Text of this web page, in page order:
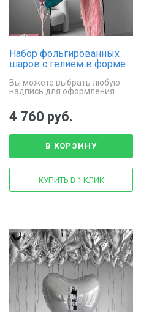
Набор фольгированных
шаров с гелием в форме
Вы можете выбрать любую
надпись для оформления
4 760 руб.
В КОРЗИНУ
КУПИТЬ В 1 КЛИК